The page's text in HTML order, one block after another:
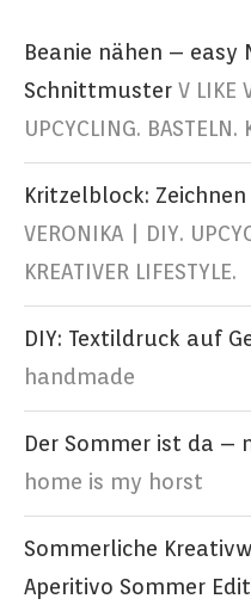
Beanie nähen –
Schnittmuster V LIKE
UPCYCLING. BASTELN.
Kritzelblock:
VERONIKA | DIY.
KREATIVER LIFESTYLE.
DIY: Textildruck auf
handmade
Der Sommer ist da –
home is my horst
Sommerliche
Aperitivo Sommer